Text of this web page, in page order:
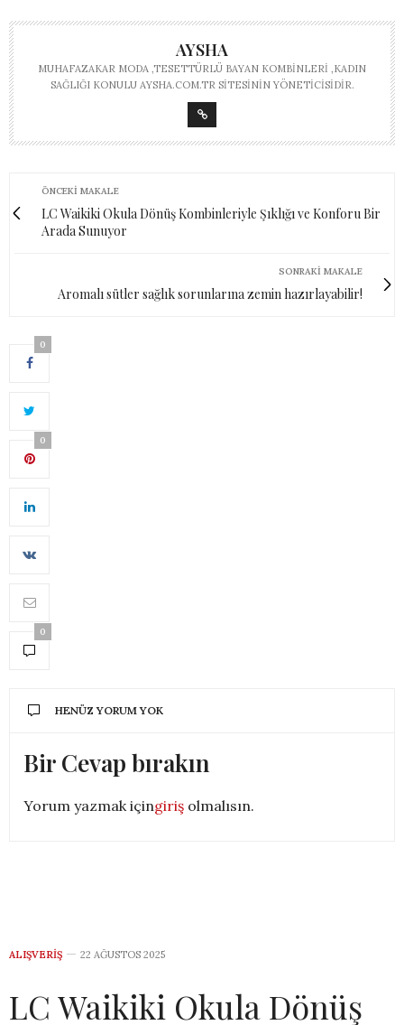
AYSHA
MUHAFAZAKAR MODA ,TESETTÜRLÜ BAYAN KOMBINLERI ,KADIN
SAĞLIĞI KONULU AYSHA.COM.TR SITESININ YÖNETICISIDIR.
ÖNCEKI MAKALE
LC Waikiki Okula Dönüş Kombinleriyle Şıklığı ve Konforu Bir
Arada Sunuyor
SONRAKI MAKALE
Aromalı sütler sağlık sorunlarına zemin hazırlayabilir!
0
0
0
HENÜZ YORUM YOK
Bir Cevap bırakın
Yorum yazmak içingiriş olmalısın.
ALIŞVERIŞ 22 AĞUSTOS 2025
LC Waikiki Okula Dönüş